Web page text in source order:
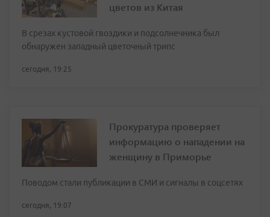
цветов из Китая
В срезах кустовой гвоздики и подсолнечника был
обнаружен западный цветочный трипс
сегодня, 19:25
Прокуратура проверяет
информацию о нападении на
женщину в Приморье
Поводом стали публикации в СМИ и сигналы в соцсетях
сегодня, 19:07